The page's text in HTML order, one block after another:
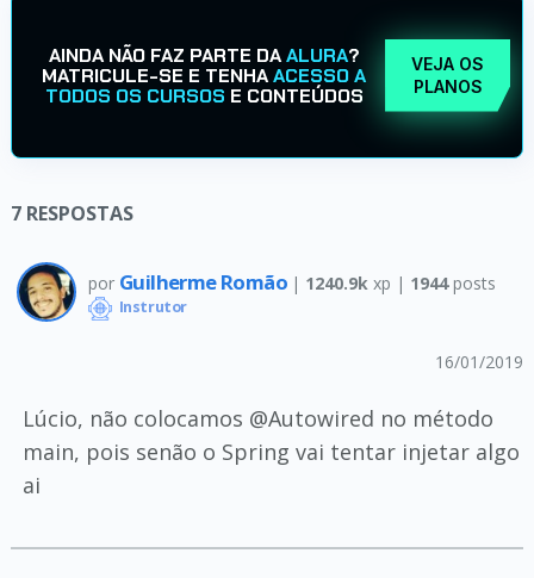
AINDA NÃO FAZ PARTE DAALURA?
MATRICULE-SE E TENHAACESSO A
TODOS OS CURSOS E CONTEÚDOS
VEJA OS
PLANOS
7 RESPOSTAS
por Guilherme Romão | 1240.9k xp | 1944posts
Instrutor
16/01/2019
Lúcio, não colocamos @Autowired no método
main, pois senão o Spring vai tentar injetar algo
ai